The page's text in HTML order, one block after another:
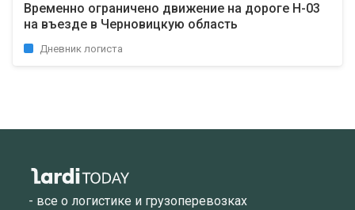
Временно ограничено движение на дороге Н-03
на въезде в Черновицкую область
Дневник логиста
- все о логистике и грузоперевозках